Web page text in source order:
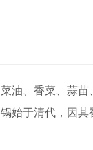
、香菜、蒜苗
始于清代，因